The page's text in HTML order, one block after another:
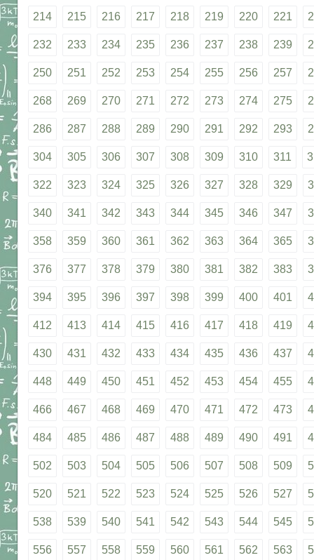
214 215 216 217 218 219 220 221
232 233 234 235 236 237 238 239
250 251 252 253 254 255 256 257
268 269 270 271 272 273 274 275
286 287 288 289 290 291 292 293
304 305 306 307 308 309 310 311
322 323 324 325 326 327 328 329
340 341 342 343 344 345 346 347
358 359 360 361 362 363 364 365
376 377 378 379 380 381 382 383
394 395 396 397 398 399 400 401
412 413 414 415 416 417 418 419
430 431 432 433 434 435 436 437
448 449 450 451 452 453 454 455
466 467 468 469 470 471 472 473
484 485 486 487 488 489 490 491
502 503 504 505 506 507 508 509
520 521 522 523 524 525 526 527
538 539 540 541 542 543 544 545
556 557 558 559 560 561 562 563